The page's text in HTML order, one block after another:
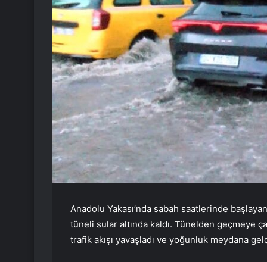
Anadolu Yakası’nda sabah saatlerinde
tüneli sular altında kaldı. Tünelden geçmeye
trafik akışı yavaşladı ve yoğunluk meydana